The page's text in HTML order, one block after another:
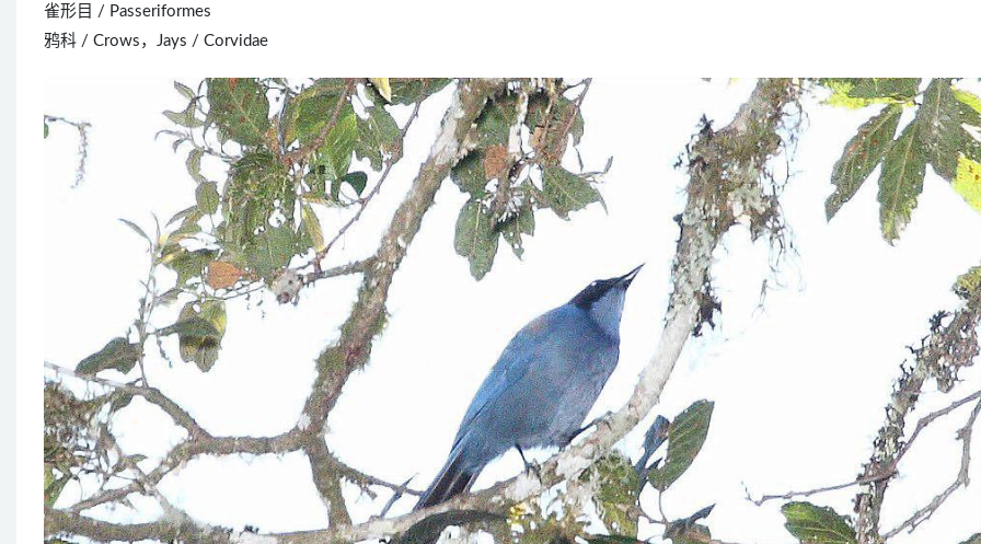
雀形目 / Passeriformes
鸦科 / Crows，Jays / Corvidae